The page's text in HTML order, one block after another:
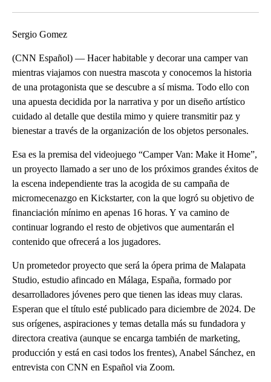
Sergio Gomez
(CNN Español) — Hacer habitable y decorar una camper van
mientras viajamos con nuestra mascota y conocemos la historia
de una protagonista que se descubre a sí misma. Todo ello con
una apuesta decidida por la narrativa y por un diseño artístico
cuidado al detalle que destila mimo y quiere transmitir paz y
bienestar a través de la organización de los objetos personales.
Esa es la premisa del videojuego “Camper Van: Make it Home”,
un proyecto llamado a ser uno de los próximos grandes éxitos de
la escena independiente tras la acogida de su campaña de
micromecenazgo en Kickstarter, con la que logró su objetivo de
financiación mínimo en apenas 16 horas. Y va camino de
continuar logrando el resto de objetivos que aumentarán el
contenido que ofrecerá a los jugadores.
Un prometedor proyecto que será la ópera prima de Malapata
Studio, estudio afincado en Málaga, España, formado por
desarrolladores jóvenes pero que tienen las ideas muy claras.
Esperan que el título esté publicado para diciembre de 2024. De
sus orígenes, aspiraciones y temas detalla más su fundadora y
directora creativa (aunque se encarga también de marketing,
producción y está en casi todos los frentes), Anabel Sánchez, en
entrevista con CNN en Español via Zoom.